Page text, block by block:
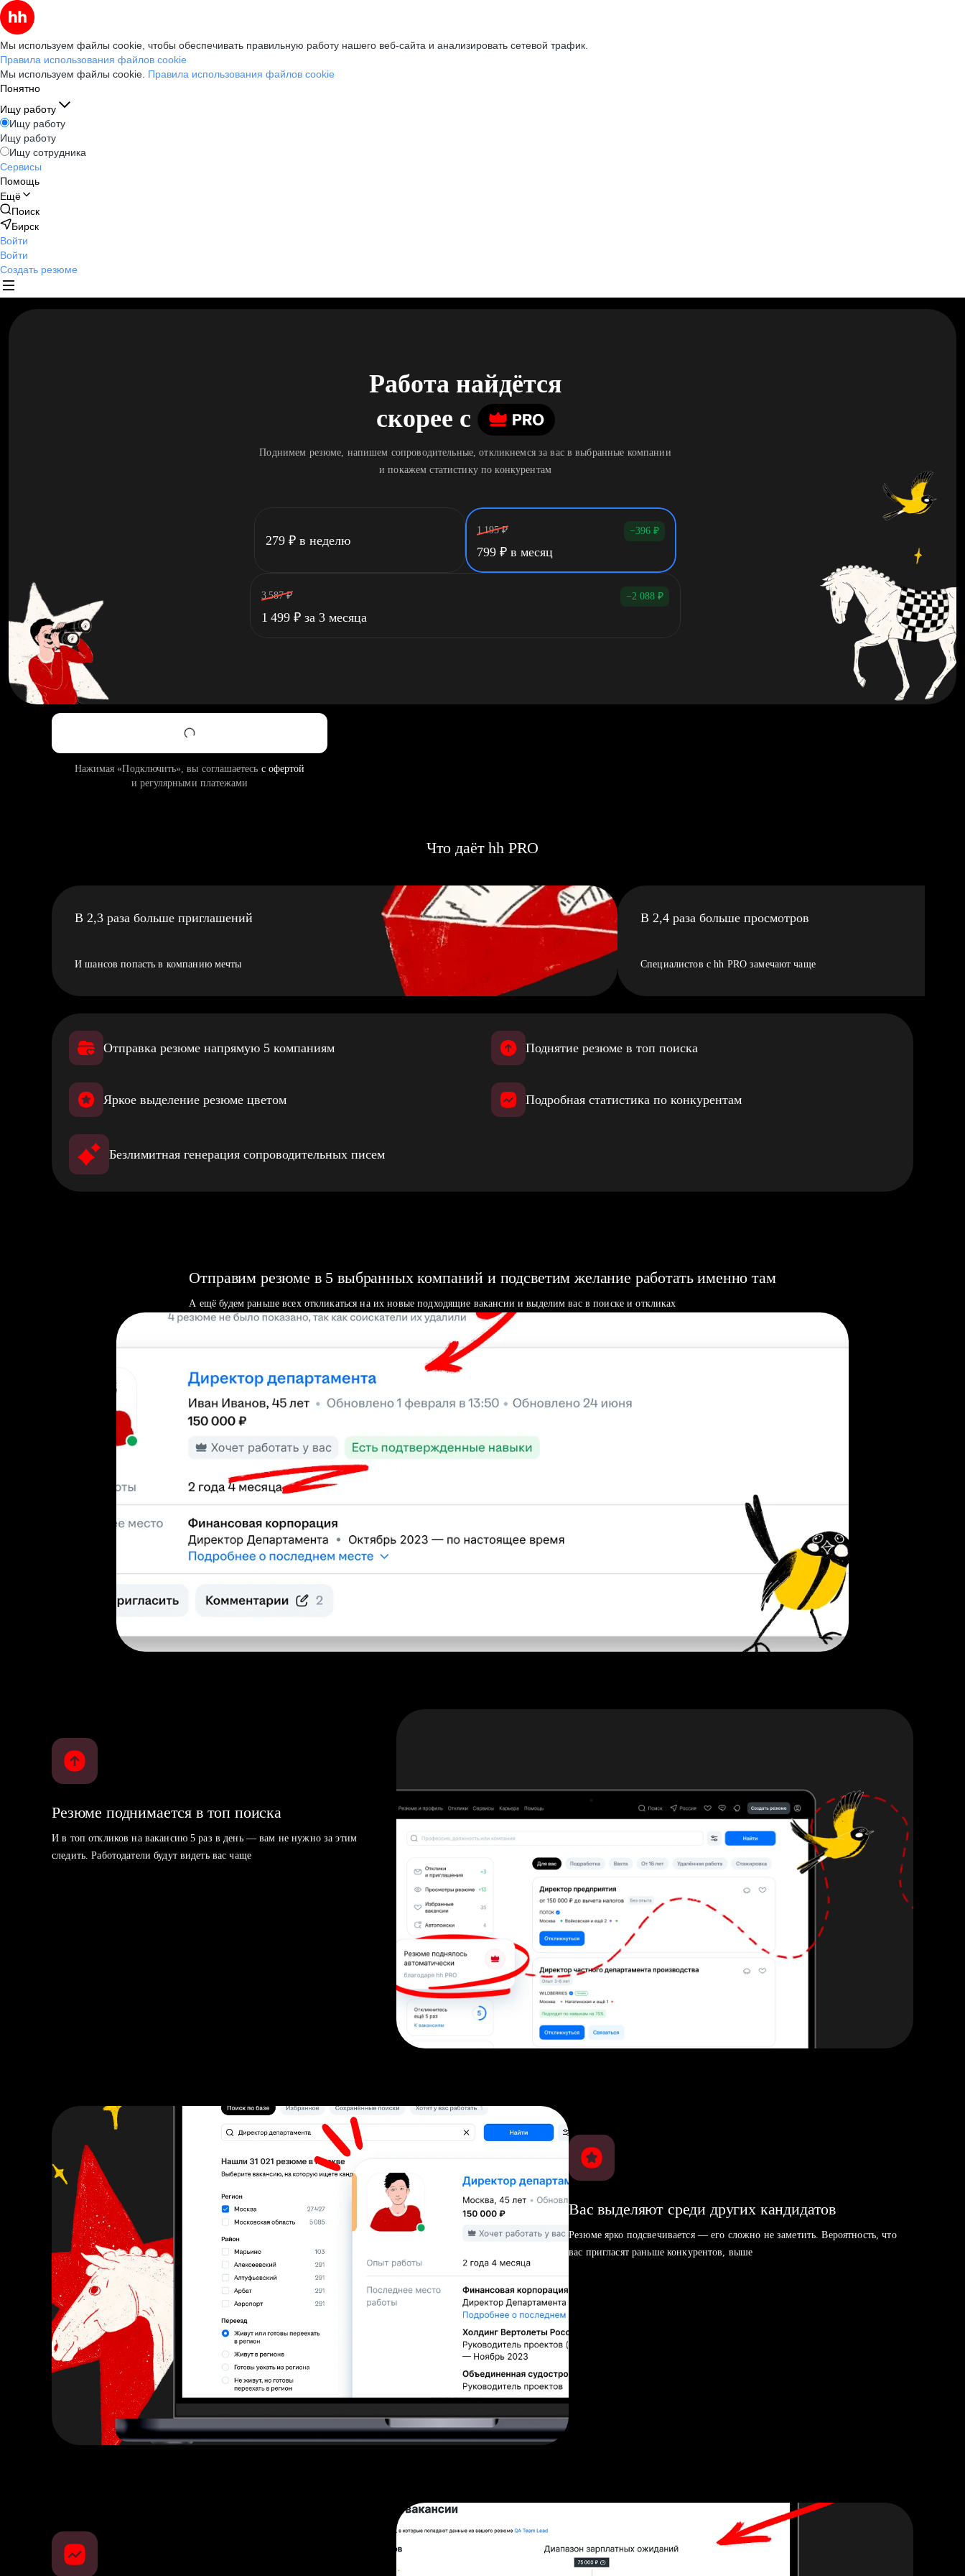
Мы используем файлы cookie, чтобы обеспечивать правильную работу нашего веб-сайта и анализировать сетевой трафик.
Правила использования файлов cookie
Мы используем файлы cookie. Правила использования файлов cookie
Понятно
Ищу работу
Ищу работу
Ищу работу
Ищу сотрудника
Сервисы
Помощь
Ещё
Поиск
Бирск
Войти
Войти
Создать резюме
Работа найдётся
скорее c
Поднимем резюме, напишем сопроводительные, откликнемся за вас в выбранные компании
и покажем статистику по конкурентам
279 ₽ в неделю
1 195 ₽ −396 ₽
799 ₽ в месяц
3 587 ₽ −2 088 ₽
1 499 ₽ за 3 месяца
Нажимая «Подключить», вы соглашаетесь с офертой
и регулярными платежами
Что даёт hh PRO
В 2,3 раза больше приглашений
И шансов попасть в компанию мечты
В 2,4 раза больше просмотров
Специалистов с hh PRO замечают чаще
Отправка резюме напрямую 5 компаниям Поднятие резюме в топ поиска
Яркое выделение резюме цветом Подробная статистика по конкурентам
Безлимитная генерация сопроводительных писем
Отправим резюме в 5 выбранных компаний и подсветим желание работать именно там
А ещё будем раньше всех откликаться на их новые подходящие вакансии и выделим вас в поиске и откликах
Резюме поднимается в топ поиска
И в топ откликов на вакансию 5 раз в день — вам не нужно за этим
следить. Работодатели будут видеть вас чаще
Вас выделяют среди других кандидатов
Резюме ярко подсвечивается — его сложно не заметить. Вероятность, что
вас пригласят раньше конкурентов, выше